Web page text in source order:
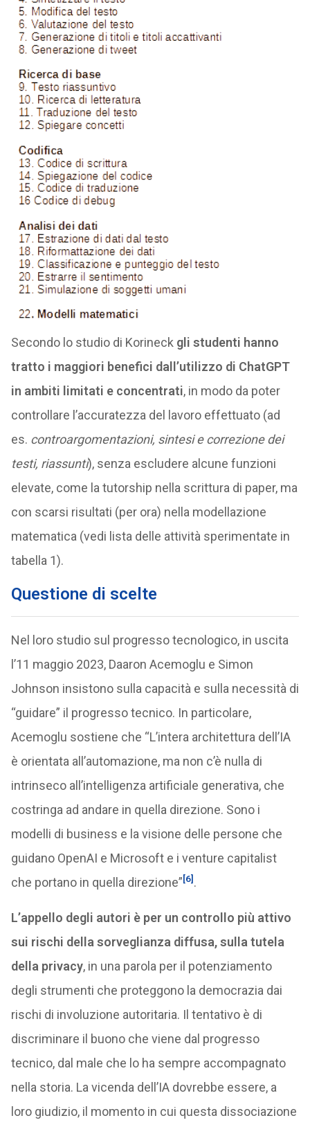
Secondo lo studio di Korineck gli studenti hanno
tratto i maggiori benefici dall’utilizzo di ChatGPT
in ambiti limitati e concentrati, in modo da poter
controllare l’accuratezza del lavoro effettuato (ad
es. controargomentazioni, sintesi e correzione dei
testi, riassunti), senza escludere alcune funzioni
elevate, come la tutorship nella scrittura di paper, ma
con scarsi risultati (per ora) nella modellazione
matematica (vedi lista delle attività sperimentate in
tabella 1).
Questione di scelte
Nel loro studio sul progresso tecnologico, in uscita
l’11 maggio 2023, Daaron Acemoglu e Simon
Johnson insistono sulla capacità e sulla necessità di
“guidare” il progresso tecnico. In particolare,
Acemoglu sostiene che “L’intera architettura dell’IA
è orientata all’automazione, ma non c’è nulla di
intrinseco all’intelligenza artificiale generativa, che
costringa ad andare in quella direzione. Sono i
modelli di business e la visione delle persone che
guidano OpenAI e Microsoft e i venture capitalist
che portano in quella direzione”[6] .
L’appello degli autori è per un controllo più attivo
sui rischi della sorveglianza diffusa, sulla tutela
della privacy, in una parola per il potenziamento
degli strumenti che proteggono la democrazia dai
rischi di involuzione autoritaria. Il tentativo è di
discriminare il buono che viene dal progresso
tecnico, dal male che lo ha sempre accompagnato
nella storia. La vicenda dell’IA dovrebbe essere, a
loro giudizio, il momento in cui questa dissociazione